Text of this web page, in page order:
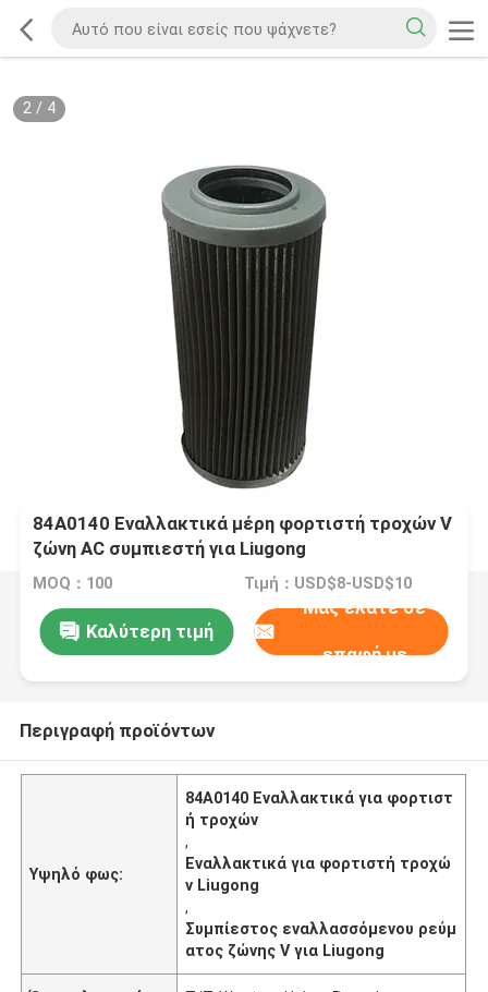
2/ 4
84Α0140 Εναλλακτικά μέρη φορτιστή τροχών V
ζώνη AC συμπιεστή για Liugong
MOQ：100 Τιμή：USD$8-USD$10
Καλύτερη τιμή
Μας ελάτε σε
επαφή με
Περιγραφή προϊόντων
Υψηλό φως:
84Α0140 Εναλλακτικά για φορτιστ
ή τροχών
,
Εναλλακτικά για φορτιστή τροχώ
ν Liugong
,
Συμπίεστος εναλλασσόμενου ρεύμ
ατος ζώνης V για Liugong